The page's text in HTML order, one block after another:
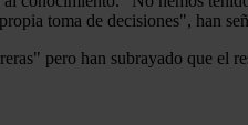
toma de decisiones", han
pero han subrayado que el